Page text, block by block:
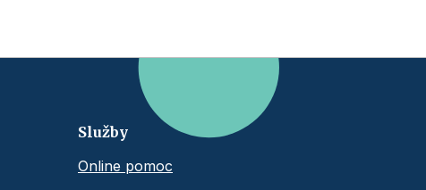
Služby
Online pomoc